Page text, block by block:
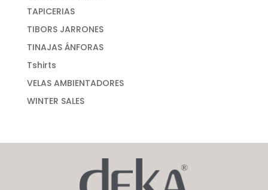
TAPICERIAS
TIBORS JARRONES
TINAJAS ÁNFORAS
Tshirts
VELAS AMBIENTADORES
WINTER SALES